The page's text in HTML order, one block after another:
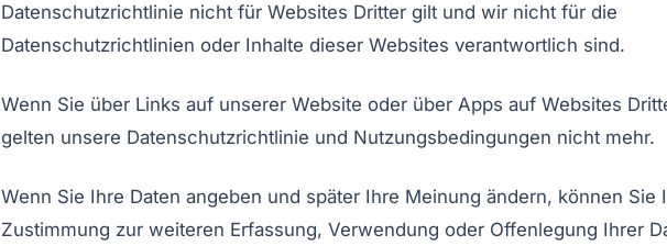
Datenschutzrichtlinie nicht für Websites Dritter gilt und wir nicht für die
Datenschutzrichtlinien oder Inhalte dieser Websites verantwortlich sind.
Wenn Sie über Links auf unserer Website oder über Apps auf Websites
gelten unsere Datenschutzrichtlinie und Nutzungsbedingungen nicht mehr.
Wenn Sie Ihre Daten angeben und später Ihre Meinung ändern, können Sie
Zustimmung zur weiteren Erfassung, Verwendung oder Offenlegung Ihrer